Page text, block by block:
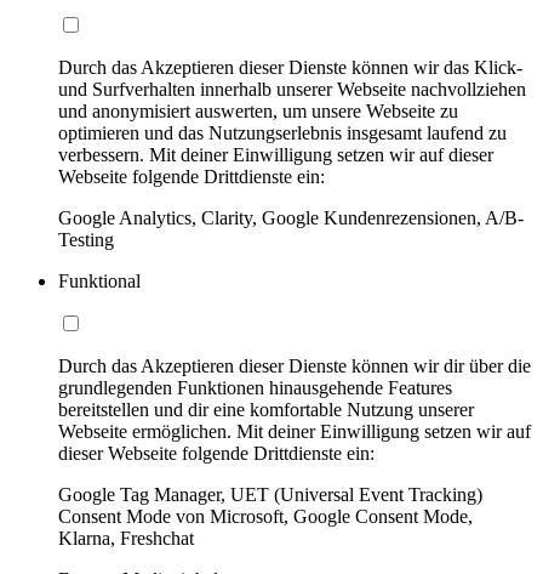
Durch das Akzeptieren dieser Dienste können wir das Klick-
und Surfverhalten innerhalb unserer Webseite nachvollziehen
und anonymisiert auswerten, um unsere Webseite zu
optimieren und das Nutzungserlebnis insgesamt laufend zu
verbessern. Mit deiner Einwilligung setzen wir auf dieser
Webseite folgende Drittdienste ein:
Google Analytics, Clarity, Google Kundenrezensionen, A/B-
Testing
Funktional
Durch das Akzeptieren dieser Dienste können wir dir über die
grundlegenden Funktionen hinausgehende Features
bereitstellen und dir eine komfortable Nutzung unserer
Webseite ermöglichen. Mit deiner Einwilligung setzen wir auf
dieser Webseite folgende Drittdienste ein:
Google Tag Manager, UET (Universal Event Tracking)
Consent Mode von Microsoft, Google Consent Mode,
Klarna, Freshchat